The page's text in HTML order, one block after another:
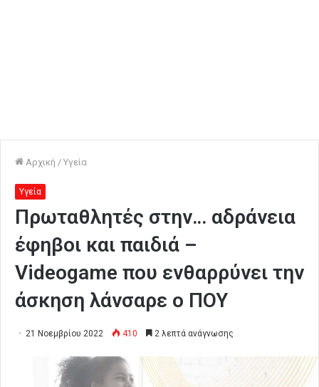
Αρχική / Υγεία
Υγεία
Πρωταθλητές στην… αδράνεια
έφηβοι και παιδιά –
Videogame που ενθαρρύνει την
άσκηση λάνσαρε ο ΠΟΥ
21 Νοεμβρίου 2022 410 2 λεπτά ανάγνωσης